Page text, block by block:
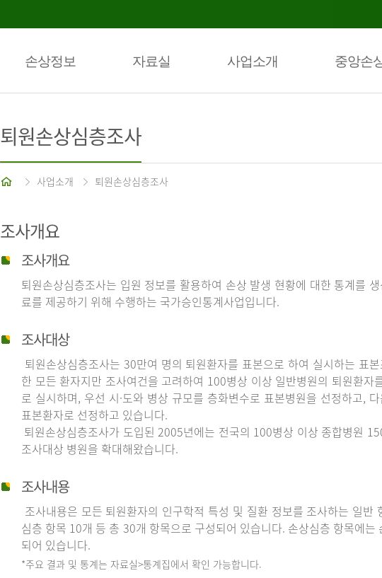
손상정보 자료실 사업소개 중앙손
퇴원손상심층조사
홈 사업소개 퇴원손상심층조사
조사개요
조사개요
퇴원손상심층조사는 입원 정보를 활용하여 손상 발생 현황에 대한 통계를
료를 제공하기 위해 수행하는 국가승인통계사업입니다.
조사대상
퇴원손상심층조사는 30만여 명의 퇴원환자를 표본으로 하여 실시하는 표
한 모든 환자지만 조사여건을 고려하여 100병상 이상 일반병원의 퇴원환
로 실시하며, 우선 시·도와 병상 규모를 층화변수로 표본병원을 선정하고,
표본환자로 선정하고 있습니다.
퇴원손상심층조사가 도입된 2005년에는 전국의 100병상 이상 종합병원
조사대상 병원을 확대해왔습니다.
조사내용
조사내용은 모든 퇴원환자의 인구학적 특성 및 질환 정보를 조사하는 일
심층 항목 10개 등 총 30개 항목으로 구성되어 있습니다. 손상심층 항목에
되어 있습니다.
*주요 결과 및 통계는 자료실>통계집에서 확인 가능합니다.